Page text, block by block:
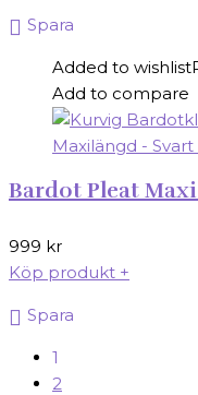
Spara
Added to wishlist
Add to compare
Bardot Pleat
999 kr
Köp produkt +
Spara
1
2